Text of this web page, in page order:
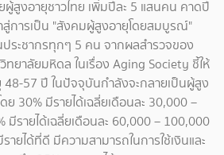
สูงอายุชาวไทย เพิ่มปีละ 5 แสนคน คาดปี
สู่การเป็น "สังคมผู้สูงอายุโดยสมบูรณ์"
ระชากรทุกๆ 5 คน จากผลสำรวจของ
ยาลัยมหิดล ในเรื่อง Aging Society ชี้ให้
48-57 ปี ในปัจจุบันกำลังจะกลายเป็นผู้สูง
ย 30% มีรายได้เฉลี่ยเดือนละ 30,000 –
มีรายได้เฉลี่ยเดือนละ 60,000 – 100,000
ยได้ที่ดี มีความสามารถในการใช้เงินและ